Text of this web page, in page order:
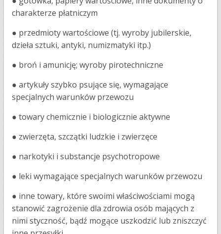
charakterze płatniczym
● przedmioty wartościowe (tj. wyroby jubilerskie,
dzieła sztuki, antyki, numizmatyki itp.)
● broń i amunicję; wyroby pirotechniczne
● artykuły szybko psujące się, wymagające
specjalnych warunków przewozu
● towary chemicznie i biologicznie aktywne
● zwierzęta, szczątki ludzkie i zwierzęce
● narkotyki i substancje psychotropowe
● leki wymagające specjalnych warunków przewozu
● inne towary, które swoimi właściwościami mogą
stanowić zagrożenie dla zdrowia osób mających z
nimi styczność, bądź mogące uszkodzić lub zniszczyć